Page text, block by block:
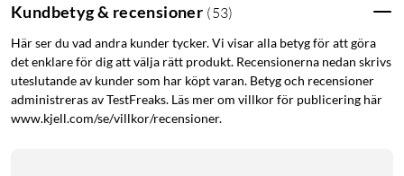
Kundbetyg & recensioner (53)
Här ser du vad andra kunder tycker. Vi visar alla betyg för att göra
det enklare för dig att välja rätt produkt. Recensionerna nedan skrivs
uteslutande av kunder som har köpt varan. Betyg och recensioner
administreras av TestFreaks. Läs mer om villkor för publicering här
www.kjell.com/se/villkor/recensioner.